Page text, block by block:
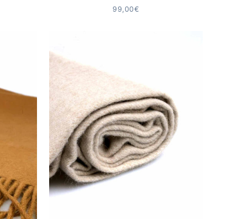
REH KARO
ANGEBOT
99,00€